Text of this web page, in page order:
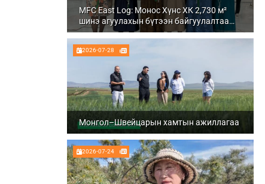
MFC East Log: Монос Хүнс ХК 2,730 м²
шинэ агуулахын бүтээн байгуулалтаа
бүрэн дуусгаж, ашиглалтад орууллаа
2026-07-28
Монгол–Швейцарын хамтын ажиллагаа
2026-07-24